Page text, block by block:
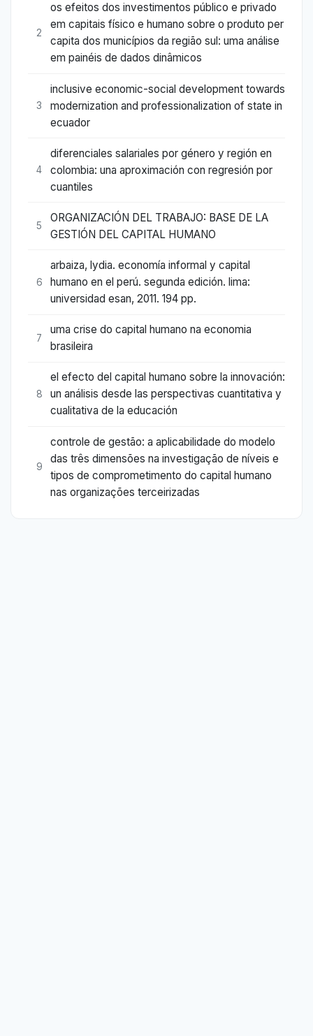
2
os efeitos dos investimentos público e privado
em capitais físico e humano sobre o produto per
capita dos municípios da região sul: uma análise
em painéis de dados dinâmicos
3
inclusive economic-social development towards
modernization and professionalization of state in
ecuador
4
diferenciales salariales por género y región en
colombia: una aproximación con regresión por
cuantiles
5
ORGANIZACIÓN DEL TRABAJO: BASE DE LA
GESTIÓN DEL CAPITAL HUMANO
6
arbaiza, lydia. economía informal y capital
humano en el perú. segunda edición. lima:
universidad esan, 2011. 194 pp.
7
uma crise do capital humano na economia
brasileira
8
el efecto del capital humano sobre la innovación:
un análisis desde las perspectivas cuantitativa y
cualitativa de la educación
9
controle de gestão: a aplicabilidade do modelo
das três dimensões na investigação de níveis e
tipos de comprometimento do capital humano
nas organizações terceirizadas